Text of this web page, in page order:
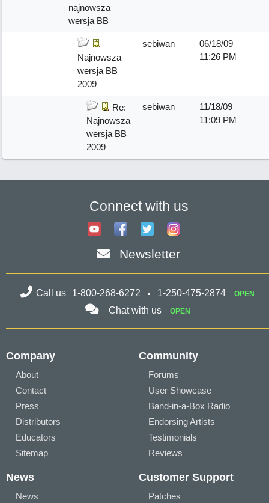
najnowsza
wersja BB
Najnowsza
wersja BB
2009
sebiwan
06/18/09
11:26 PM
Re:
Najnowsza
wersja BB
2009
sebiwan
11/18/09
11:09 PM
Connect with us
Newsletter
Call us 1-800-268-6272 1-250-475-2874 OPEN
Chat with us OPEN
Company
About
Contact
Press
Distributors
Educators
Sitemap
Community
Forums
User Showcase
Band-in-a-Box Radio
Endorsing Artists
Testimonials
Reviews
News
News
Customer Support
Patches